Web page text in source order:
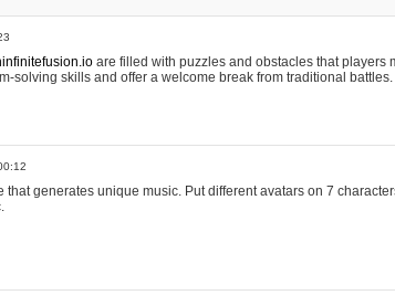
are filled with puzzles and obstacles that players
solving skills and offer a welcome break from traditional battles.
that generates unique music. Put different avatars on 7